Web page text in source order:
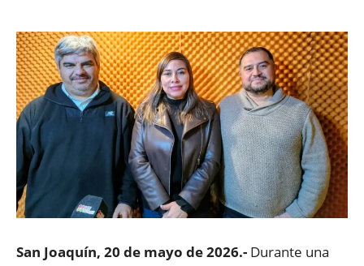
San Joaquín, 20 de mayo de 2026.- Durante una